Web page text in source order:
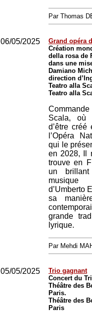
Par Thomas
06/05/2025
Grand opéra
Création
della rosa de
dans une
Damiano
direction
Teatro alla
Teatro alla
Scala, où
d’être
l’Opéra
qui le
en 2028, Il
trouve en
un
d’Umberto
sa
grande
lyrique.
Par Mehdi
05/05/2025
Trio gagnant
Concert du
Théâtre des
Paris.
Théâtre des
Paris